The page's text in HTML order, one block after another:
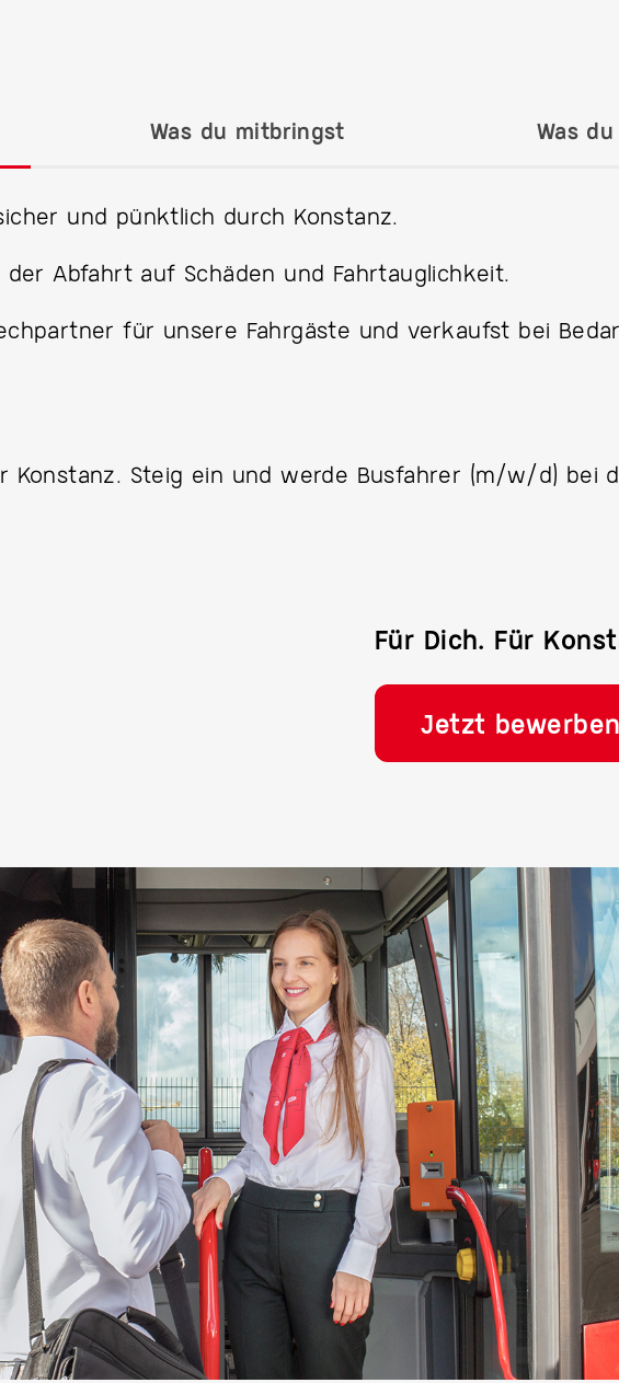
Was du mitbringst Was
und pünktlich durch Konstanz.
Abfahrt auf Schäden und Fahrtauglichkeit.
für unsere Fahrgäste und verkaufst bei
Steig ein und werde Busfahrer (m/w/d) bei
Für Dich. Für
Jetzt